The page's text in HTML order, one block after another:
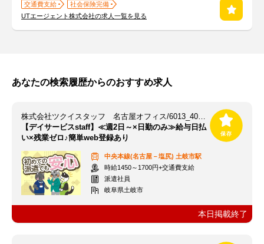
交通費支給
社会保険完備
UTエージェント株式会社の求人一覧を見る
あなたの検索履歴からのおすすめ求人
株式会社ツクイスタッフ 名古屋オフィス/6013_403515
【デイサービスstaff】≪週2日～×日勤のみ≫給与日払
い×残業ゼロ♪簡単web登録あり
中央本線(名古屋－塩尻) 土岐市駅
時給1450～1700円+交通費支給
派遣社員
岐阜県土岐市
本日掲載終了